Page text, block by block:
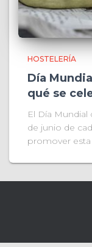
HOSTELERÍA
Día
qué se
El Día Mundial
de junio de
promover esta